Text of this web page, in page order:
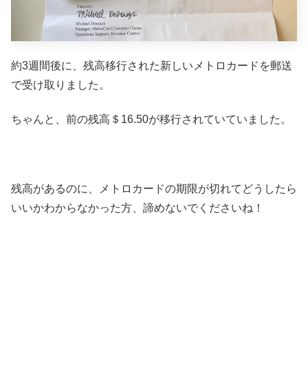
約3週間後に、残高移行された新しいメトロカードを郵送
で受け取りました。
ちゃんと、前の残高＄16.50が移行されていていました。
残高があるのに、メトロカードの期限が切れてどうしたら
いいかわからなかった方、諦めないでくださいね！